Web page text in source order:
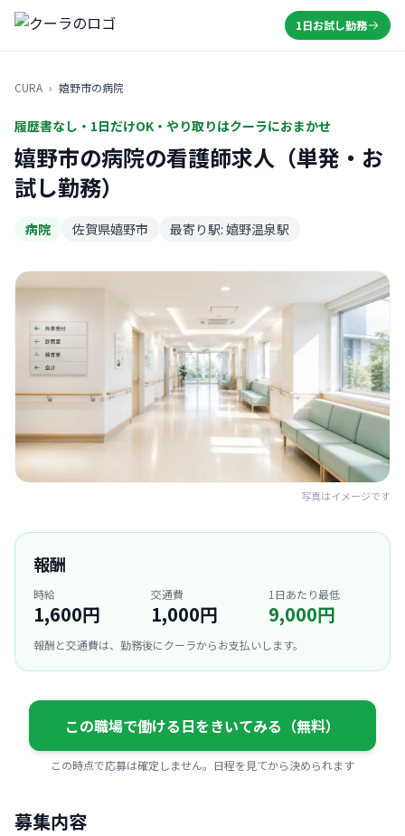
1日お試し勤務
CURA › 嬉野市の病院
履歴書なし・1日だけOK・やり取りはクーラにおまかせ
嬉野市の病院の看護師求人（単発・お
試し勤務）
病院 佐賀県嬉野市 最寄り駅: 嬉野温泉駅
写真はイメージです
報酬
時給
1,600円
交通費
1,000円
1日あたり最低
9,000円
報酬と交通費は、勤務後にクーラからお支払いします。
この職場で働ける日をきいてみる（無料）
この時点で応募は確定しません。日程を見てから決められます
募集内容